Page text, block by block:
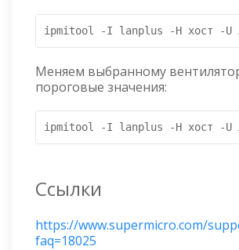
ipmitool -I lanplus -H хост -U
Меняем выбранному
пороговые значения:
ipmitool -I lanplus -H хост -U
Ссылки
https://www.supermicro.com/
faq=18025